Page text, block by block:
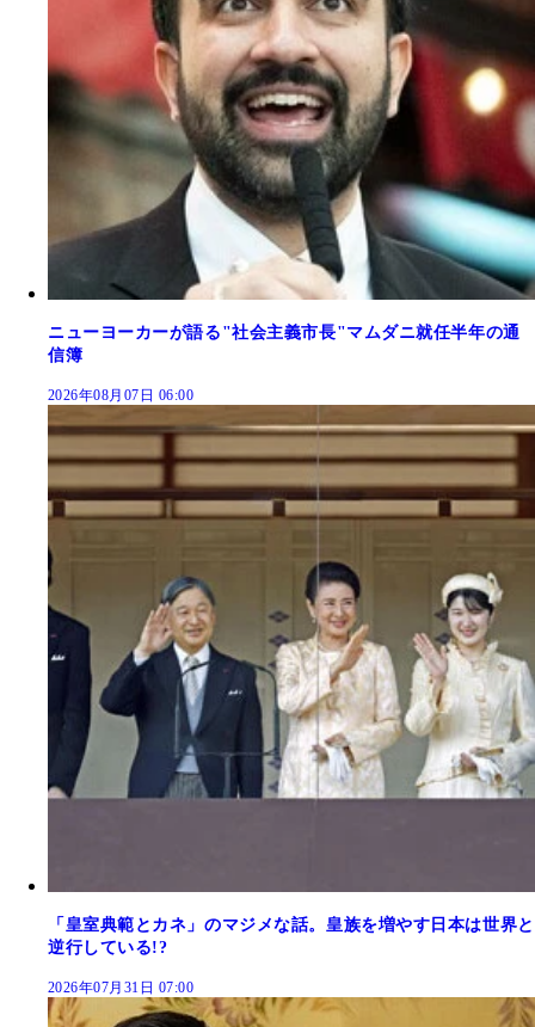
ニューヨーカーが語る"社会主義市長"マムダニ就任半年の通
信簿
2026年08月07日 06:00
「皇室典範とカネ」のマジメな話。皇族を増やす日本は世界と
逆行している!?
2026年07月31日 07:00